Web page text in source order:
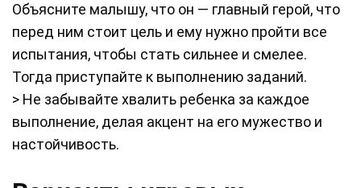
Объясните малышу, что он — главный герой, что
перед ним стоит цель и ему нужно пройти все
испытания, чтобы стать сильнее и смелее.
Тогда приступайте к выполнению заданий.
> Не забывайте хвалить ребенка за каждое
выполнение, делая акцент на его мужество и
настойчивость.